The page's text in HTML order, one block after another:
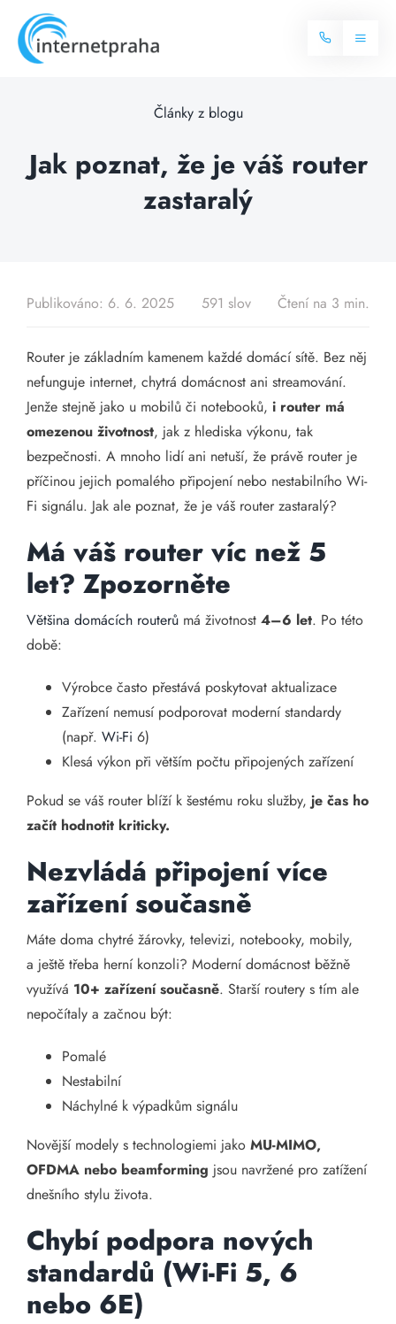
content
Toggle
Balíčky internetu
Televize
Blog
Kontakt
Články z blogu
Jak poznat, že je váš router
zastaralý
Publikováno: 6. 6. 2025 591 slov Čtení na 3 min.
Router je základním kamenem každé domácí sítě. Bez něj
nefunguje internet, chytrá domácnost ani streamování.
Jenže stejně jako u mobilů či notebooků, i router má
omezenou životnost, jak z hlediska výkonu, tak
bezpečnosti. A mnoho lidí ani netuší, že právě router je
příčinou jejich pomalého připojení nebo nestabilního Wi-
Fi signálu. Jak ale poznat, že je váš router zastaralý?
Má váš router víc než 5
let? Zpozorněte
Většina domácích routerů má životnost 4–6 let. Po této
době:
Výrobce často přestává poskytovat aktualizace
Zařízení nemusí podporovat moderní standardy
(např. Wi-Fi 6)
Klesá výkon při větším počtu připojených zařízení
Pokud se váš router blíží k šestému roku služby, je čas ho
začít hodnotit kriticky.
Nezvládá připojení více
zařízení současně
Máte doma chytré žárovky, televizi, notebooky, mobily,
a ještě třeba herní konzoli? Moderní domácnost běžně
využívá 10+ zařízení současně. Starší routery s tím ale
nepočítaly a začnou být:
Pomalé
Nestabilní
Náchylné k výpadkům signálu
Novější modely s technologiemi jako MU-MIMO,
OFDMA nebo beamforming jsou navržené pro zatížení
dnešního stylu života.
Chybí podpora nových
standardů (Wi-Fi 5, 6
nebo 6E)